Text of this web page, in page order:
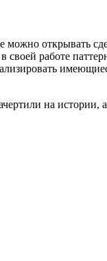
открывать
работе
на